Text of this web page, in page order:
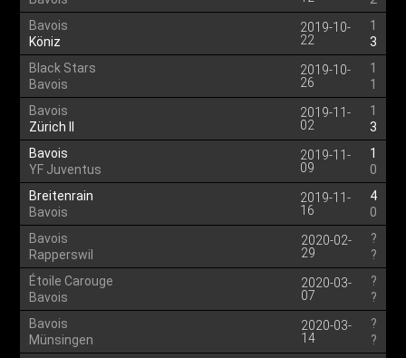
Bavois
Köniz
2019-10-
22
1
3
Black Stars
Bavois
2019-10-
26
1
1
Bavois
Zürich II
2019-11-
02
1
3
Bavois
YF Juventus
2019-11-
09
1
0
Breitenrain
Bavois
2019-11-
16
4
0
Bavois
Rapperswil
2020-02-
29
?
?
Étoile Carouge
Bavois
2020-03-
07
?
?
Bavois
Münsingen
2020-03-
14
?
?